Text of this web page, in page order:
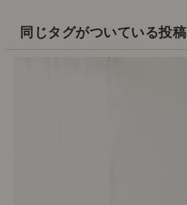
同じタグがついている投稿